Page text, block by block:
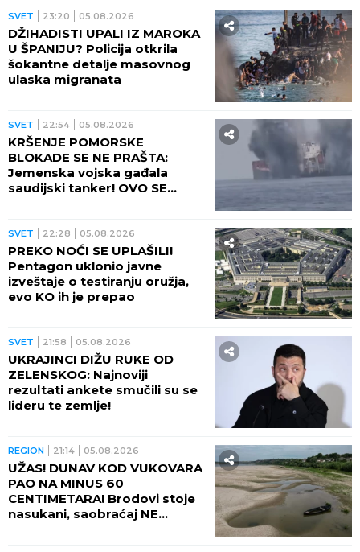
SVET 23:20 05.08.2026
DŽIHADISTI UPALI IZ MAROKA
U ŠPANIJU? Policija otkrila
šokantne detalje masovnog
ulaska migranata
SVET 22:54 05.08.2026
KRŠENJE POMORSKE
BLOKADE SE NE PRAŠTA:
Jemenska vojska gađala
saudijski tanker! OVO SE
SVET 22:28 05.08.2026
PREKO NOĆI SE UPLAŠILI!
Pentagon uklonio javne
izveštaje o testiranju oružja,
evo KO ih je prepao
SVET 21:58 05.08.2026
UKRAJINCI DIŽU RUKE OD
ZELENSKOG: Najnoviji
rezultati ankete smučili su se
lideru te zemlje!
REGION 21:14 05.08.2026
UŽAS! DUNAV KOD VUKOVARA
PAO NA MINUS 60
CENTIMETARA! Brodovi stoje
nasukani, saobraćaj NE